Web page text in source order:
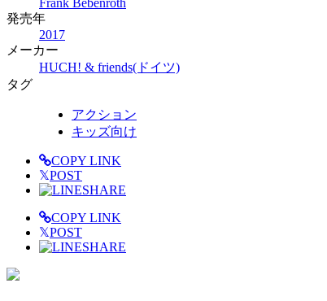
発売年
2017
メーカー
HUCH! & friends(ドイツ)
タグ
アクション
キッズ向け
COPY LINK
𝕏POST
SHARE
COPY LINK
𝕏POST
SHARE